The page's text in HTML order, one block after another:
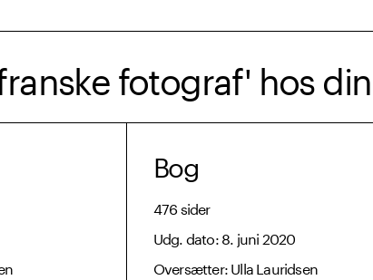
fotograf' hos
Bog
476 sider
Udg. dato: 8. juni 2020
Oversætter: Ulla Lauridsen